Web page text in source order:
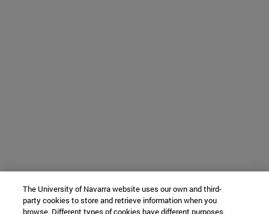
The University of Navarra website uses our own and third-
party cookies to store and retrieve information when you
browse. Different types of cookies have different purposes.